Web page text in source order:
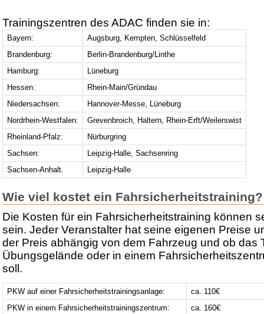
Trainingszentren des ADAC finden sie in:
Bayern:
Augsburg, Kempten, Schlüsselfeld
Brandenburg:
Berlin-Brandenburg/Linthe
Hamburg:
Lüneburg
Hessen:
Rhein-Main/Gründau
Niedersachsen:
Hannover-Messe, Lüneburg
Nordrhein-Westfalen:
Grevenbroich, Haltern, Rhein-Erft/Weilerswist
Rheinland-Pfalz:
Nürburgring
Sachsen:
Leipzig-Halle, Sachsenring
Sachsen-Anhalt.
Leipzig-Halle
Wie viel kostet ein Fahrsicherheitstraining?
Die Kosten für ein Fahrsicherheitstraining können
sein. Jeder Veranstalter hat seine eigenen Preise
der Preis abhängig von dem Fahrzeug und ob das
Übungsgelände oder in einem
soll.
PKW auf einer Fahrsicherheitstrainingsanlage:
ca. 110€
PKW in einem Fahrsicherheitstrainingszentrum:
ca. 160€